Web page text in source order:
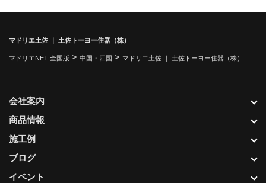
マドリエ土佐 ｜ 土佐トーヨー住器（株）
マドリエNET 全国版 > 中国・四国 > マドリエ土佐 ｜ 土佐トーヨー住器（株）
会社案内
商品情報
施工例
ブログ
イベント